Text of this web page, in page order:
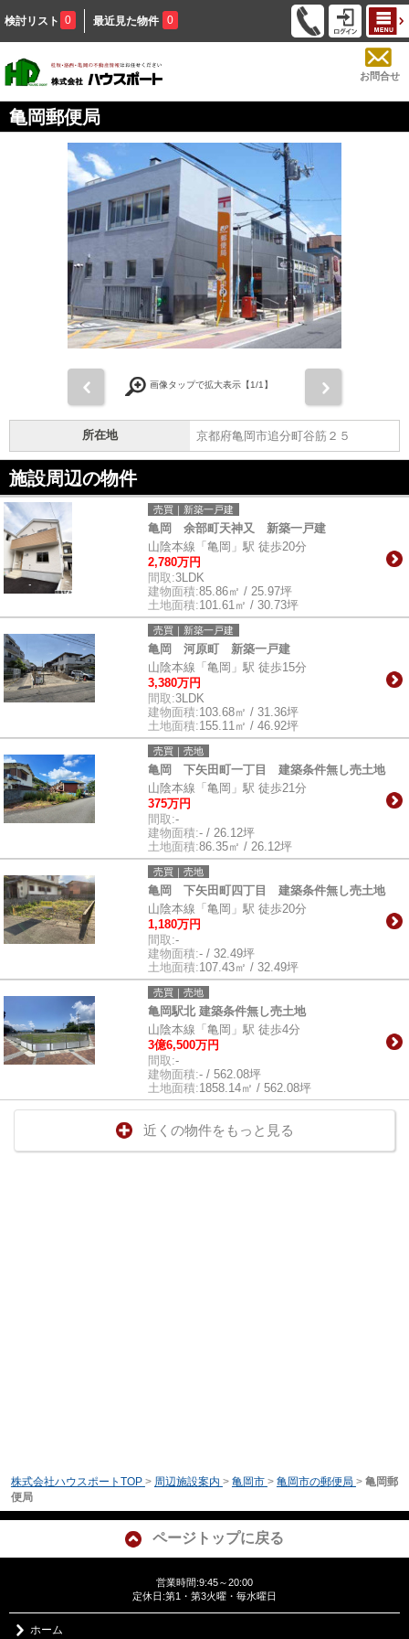
検討リスト 0 最近見た物件 0
お問合せ
亀岡郵便局
画像タップで拡大表示【1/1】
所在地 京都府亀岡市追分町谷筋２５
施設周辺の物件
売買｜新築一戸建
亀岡 余部町天神又 新築一戸建
山陰本線「亀岡」駅 徒歩20分
2,780万円
間取:3LDK
建物面積:85.86㎡ / 25.97坪
土地面積:101.61㎡ / 30.73坪
売買｜新築一戸建
亀岡 河原町 新築一戸建
山陰本線「亀岡」駅 徒歩15分
3,380万円
間取:3LDK
建物面積:103.68㎡ / 31.36坪
土地面積:155.11㎡ / 46.92坪
売買｜売地
亀岡 下矢田町一丁目 建築条件無し売土地
山陰本線「亀岡」駅 徒歩21分
375万円
間取:-
建物面積:- / 26.12坪
土地面積:86.35㎡ / 26.12坪
売買｜売地
亀岡 下矢田町四丁目 建築条件無し売土地
山陰本線「亀岡」駅 徒歩20分
1,180万円
間取:-
建物面積:- / 32.49坪
土地面積:107.43㎡ / 32.49坪
売買｜売地
亀岡駅北 建築条件無し売土地
山陰本線「亀岡」駅 徒歩4分
3億6,500万円
間取:-
建物面積:- / 562.08坪
土地面積:1858.14㎡ / 562.08坪
近くの物件をもっと見る
株式会社ハウスポートTOP > 周辺施設案内 > 亀岡市 > 亀岡市の郵便局 > 亀岡郵
便局
ページトップに戻る
営業時間:9:45～20:00
定休日:第1・第3火曜・毎水曜日
ホーム